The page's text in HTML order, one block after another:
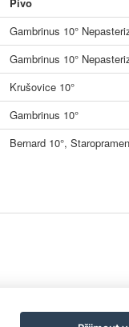
Gambrinus 10°
Gambrinus 10°
Krušovice 10°
Gambrinus 10°
Bernard 10°,